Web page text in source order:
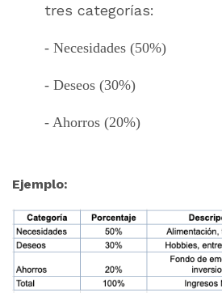
tres categorías:
- Necesidades (50%)
- Deseos (30%)
- Ahorros (20%)
Ejemplo: